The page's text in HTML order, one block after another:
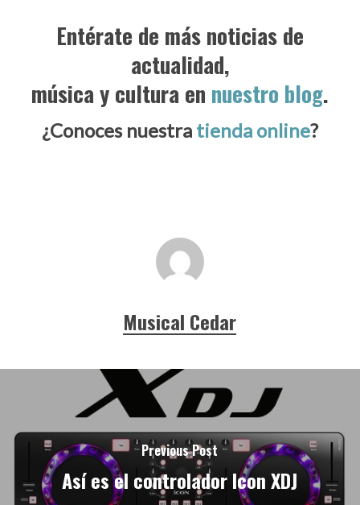
Entérate de más noticias de
actualidad,
música y cultura en nuestro blog.
¿Conoces nuestra tienda online?
Musical Cedar
Previous Post
Así es el controlador Icon XDJ